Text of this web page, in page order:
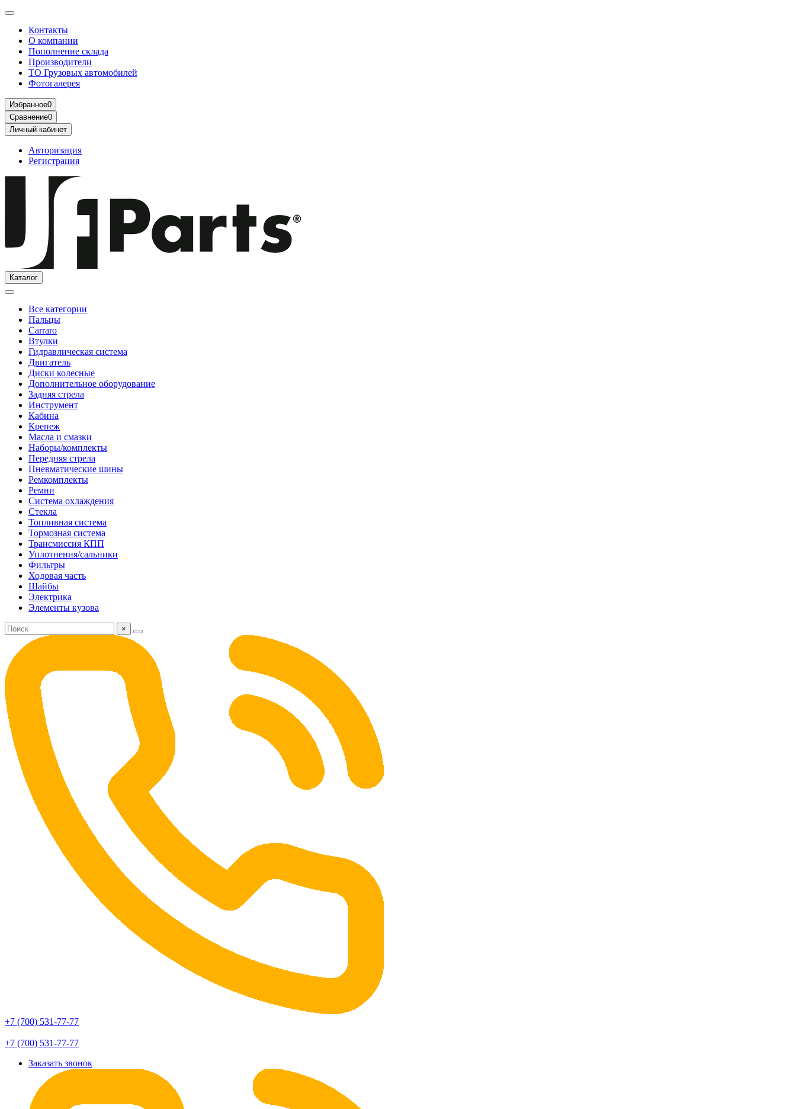
Контакты
О компании
Пополнение склада
Производители
ТО Грузовых автомобилей
Фотогалерея
Избранное0
Сравнение0
Личный кабинет
Авторизация
Регистрация
Каталог
Все категории
Пальцы
Carraro
Втулки
Гидравлическая система
Двигатель
Диски колесные
Дополнительное оборудование
Задняя стрела
Инструмент
Кабина
Крепеж
Масла и смазки
Наборы/комплекты
Передняя стрела
Пневматические шины
Ремкомплекты
Ремни
Система охлаждения
Стекла
Топливная система
Тормозная система
Трансмиссия КПП
Уплотнения/сальники
Фильтры
Ходовая часть
Шайбы
Электрика
Элементы кузова
×
+7 (700) 531-77-77
+7 (700) 531-77-77
Заказать звонок